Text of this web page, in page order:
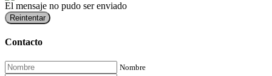
El mensaje no pudo ser enviado
Reintentar
Contacto
Nombre